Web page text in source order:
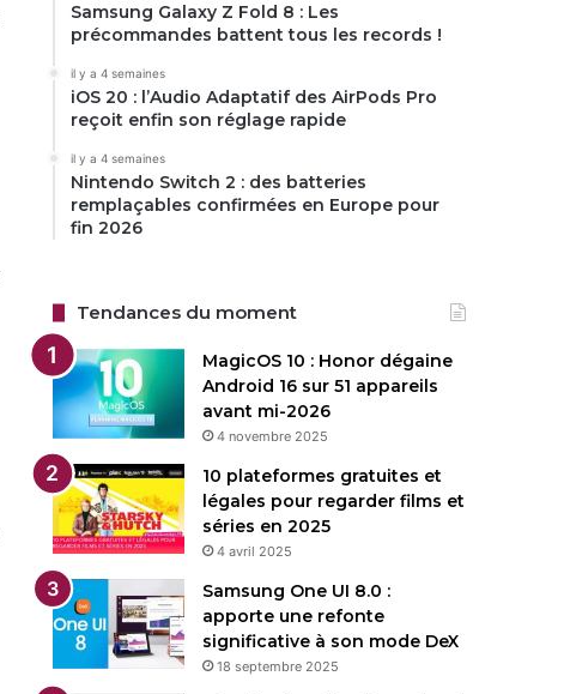
Samsung Galaxy Z Fold 8 : Les
précommandes battent tous les records !
il y a 4 semaines
iOS 20 : l’Audio Adaptatif des AirPods Pro
reçoit enfin son réglage rapide
il y a 4 semaines
Nintendo Switch 2 : des batteries
remplaçables confirmées en Europe pour
fin 2026
Tendances du moment
MagicOS 10 : Honor dégaine
Android 16 sur 51 appareils
avant mi-2026
4 novembre 2025
10 plateformes gratuites et
légales pour regarder films et
séries en 2025
4 avril 2025
Samsung One UI 8.0 :
apporte une refonte
significative à son mode DeX
18 septembre 2025